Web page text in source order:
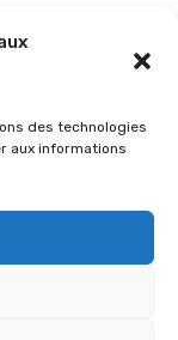
des technologies
aux informations